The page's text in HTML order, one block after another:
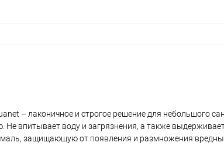
– лаконичное и строгое решение для небольшого
впитывает воду и загрязнения, а также
защищающую от появления и размножения вредных